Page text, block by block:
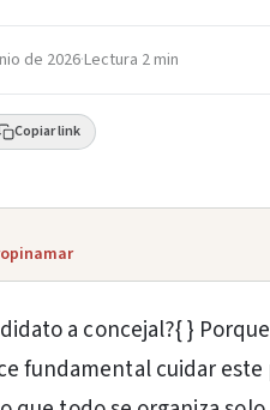
de 2026·Lectura 2 min
Copiar link
a concejal?{ }
fundamental cuidar este